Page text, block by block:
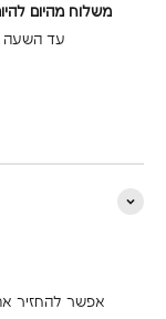
משלוח מהיום